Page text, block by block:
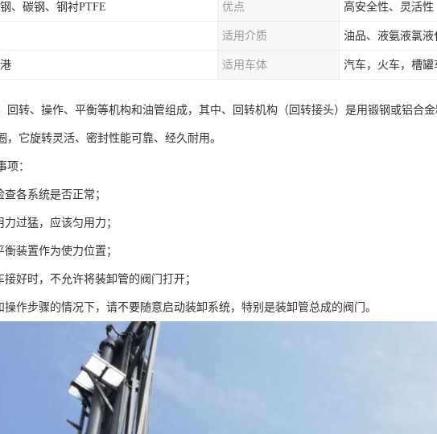
、碳钢、钢衬PTFE 优点 高安全性、灵活性
适用介质 油品、液氨液氯液
适用车体 汽车，火车，槽罐
回转、操作、平衡等机构和油管组成，其中、回转机构（回转接头）是用锻钢或铝合
，它旋转灵活、密封性能可靠、经久耐用。
：
各系统是否正常；
过猛，应该匀用力；
装置作为使力位置；
好时，不允许将装卸管的阀门打开；
作步骤的情况下，请不要随意启动装卸系统，特别是装卸管总成的阀门。